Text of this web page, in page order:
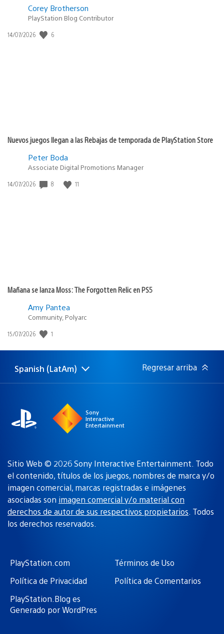
Corey Brotherson
PlayStation Blog Contributor
Fecha
14/07/2026 6
Nuevos juegos llegan a las Rebajas de temporada de PlayStation Store
Peter Boda
Associate Digital Promotions Manager
Fecha
14/07/2026 8 11
Mañana se lanza Moss: The Forgotten Relic en PS5
Amy Pantea
Community, Polyarc
Fecha
publicación:
15/07/2026 1
Elige
Región
Spanish (LatAm) Regresar arriba
Sony
Interactive
Entertainment
Sitio Web © 2026 Sony Interactive Entertainment. Todo
el contenido, títulos de los juegos, nombres de marca y/o
imagen comercial, marcas registradas e imágenes
asociadas son imagen comercial y/o material con
derechos de autor de sus respectivos propietarios. Todos
los derechos reservados.
PlayStation.com
Términos de Uso
Política de Privacidad
Política de Comentarios
PlayStation.Blog es
Generado por WordPres